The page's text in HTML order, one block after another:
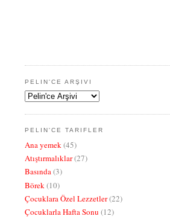
PELIN'CE ARŞIVI
PELIN'CE TARIFLER
Ana yemek(45)
Atıştırmalıklar(27)
Basında(3)
Börek(10)
Çocuklara Özel Lezzetler(22)
Çocuklarla Hafta Sonu (12)